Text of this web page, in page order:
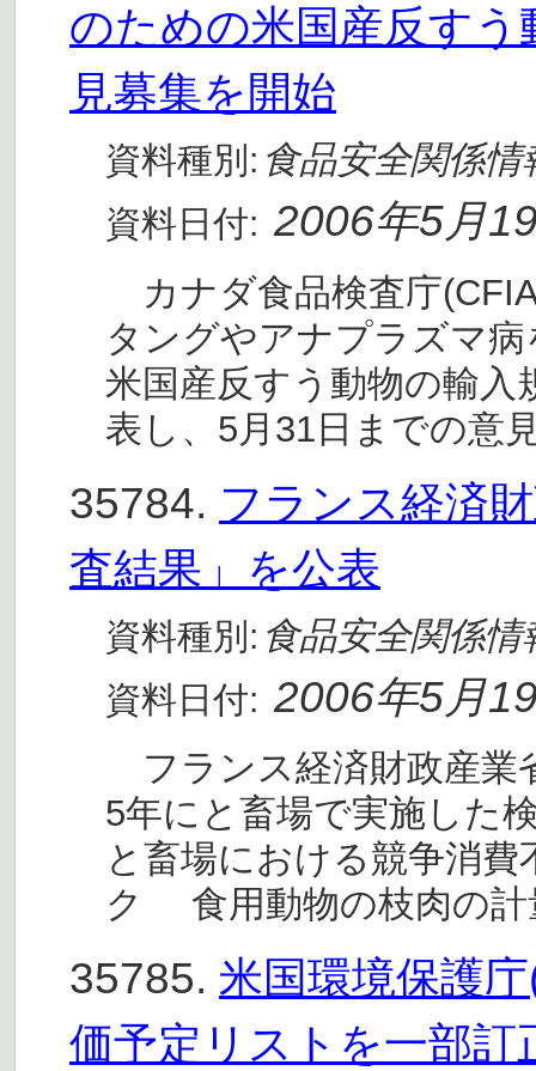
のための米国産反す
見募集を開始
資料種別: 食品安全関係情
資料日付: 2006年5月
カナダ食品検査庁
タングやアナプラズマ
米国産反すう動物の輸入
表し、5月31日までの意
35784. フランス経済
査結果」を公表
資料種別: 食品安全関係情
資料日付: 2006年5月
フランス経済財政産業
5年にと畜場で実施した
と畜場における競争消
ク 食用動物の枝肉の計
35785. 米国環境保護
価予定リストを一部訂